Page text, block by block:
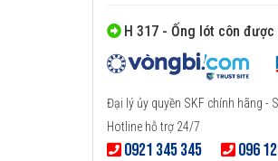
H 317 - Ống lót côn
Đại lý ủy quyền SKF chính hãng -
Hotline hỗ trợ 24/7
0921 345 345 096